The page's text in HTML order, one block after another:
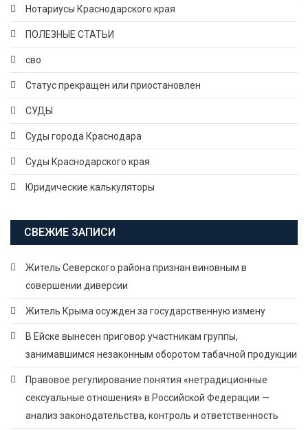
Нотариусы Краснодарского края
ПОЛЕЗНЫЕ СТАТЬИ
сво
Статус прекращен или приостановлен
СУДЫ
Суды города Краснодара
Суды Краснодарского края
Юридические калькуляторы
СВЕЖИЕ ЗАПИСИ
Житель Северского района признан виновным в
совершении диверсии
Житель Крыма осужден за государственную измену
В Ейске вынесен приговор участникам группы,
занимавшимся незаконным оборотом табачной продукции
Правовое регулирование понятия «нетрадиционные
сексуальные отношения» в Российской Федерации —
анализ законодательства, контроль и ответственность